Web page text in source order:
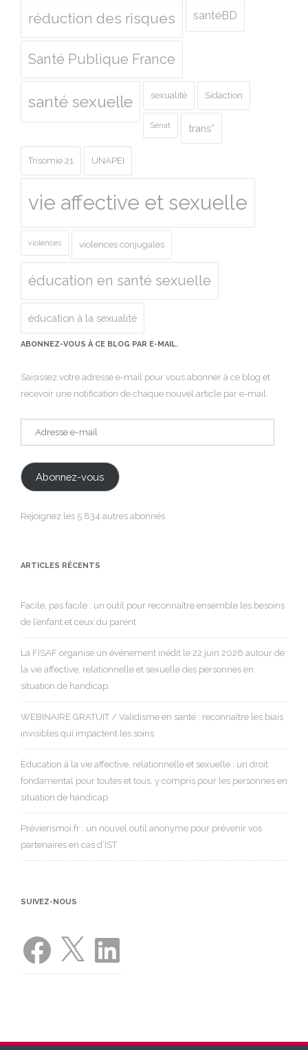
réduction des risques santéBD
Santé Publique France
santé sexuelle sexualité Sidaction
Sénat trans*
Trisomie 21 UNAPEI
vie affective et sexuelle
violences violences conjugales
éducation en santé sexuelle
éducation à la sexualité
ABONNEZ-VOUS À CE BLOG PAR E-MAIL.
Saisissez votre adresse e-mail pour vous abonner à ce blog et
recevoir une notification de chaque nouvel article par e-mail.
Adresse
e-
Abonnez-vous
Rejoignez les 5 834 autres abonnés
ARTICLES RÉCENTS
Facile, pas facile : un outil pour reconnaître ensemble les besoins
de l’enfant et ceux du parent
La FISAF organise un événement inédit le 22 juin 2026 autour de
la vie affective, relationnelle et sexuelle des personnes en
situation de handicap.
WEBINAIRE GRATUIT / Validisme en santé : reconnaître les biais
invisibles qui impactent les soins
Éducation à la vie affective, relationnelle et sexuelle : un droit
fondamental pour toutes et tous, y compris pour les personnes en
situation de handicap
Préviensmoi.fr : un nouvel outil anonyme pour prévenir vos
partenaires en cas d’IST
SUIVEZ-NOUS
Facebook LinkedIn